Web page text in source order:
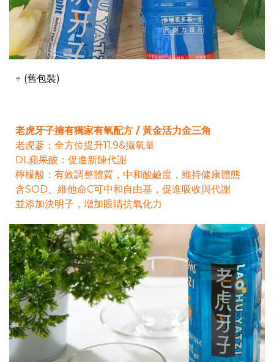
↑ (舊包裝)
老虎牙子擁有獨家有氧配方 / 黃金活力金三角
老虎蔘：全方位提升11.9&攝氧量
DL蘋果酸：促進新陳代謝
檸檬酸：有效調整體質，中和酸鹼度，維持健康體態
含SOD、維他命C可中和自由基，促進吸收與代謝
並添加決明子，增加眼睛抗氧化力